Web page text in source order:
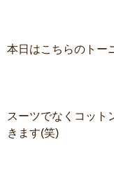
本日はこちらのトー
スーツでなくコット
きます(笑)